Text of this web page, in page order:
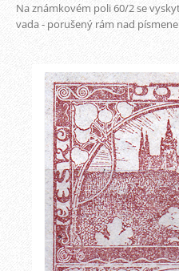
Na známkovém poli 60/2 se
vada - porušený rám nad